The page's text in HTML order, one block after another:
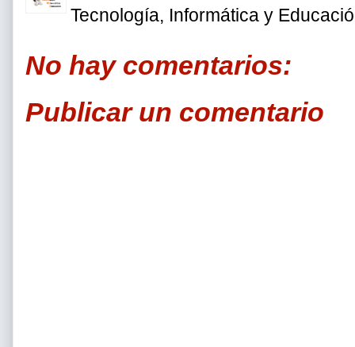
Tecnología, Informática y
No hay comentarios:
Publicar un comentario